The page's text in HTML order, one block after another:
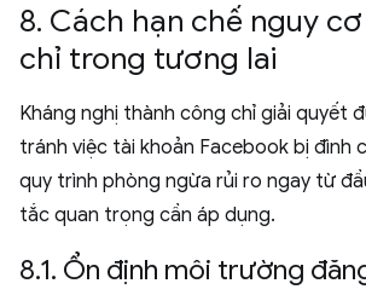
8. Cách hạn chế nguy
chỉ trong tương lai
Kháng nghị thành công chỉ giải quyết
tránh việc tài khoản Facebook bị đình
quy trình phòng ngừa rủi ro ngay từ
tắc quan trọng cần áp dụng.
8.1. Ổn định môi trường